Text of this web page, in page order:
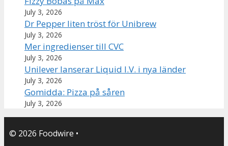
July 3, 2026
Dr Pepper liten tröst för Unibrew
July 3, 2026
Mer ingredienser till CVC
July 3, 2026
Unilever lanserar Liquid I.V. i nya länder
July 3, 2026
Gomidda: Pizza på såren
July 3, 2026
© 2026 Foodwire •